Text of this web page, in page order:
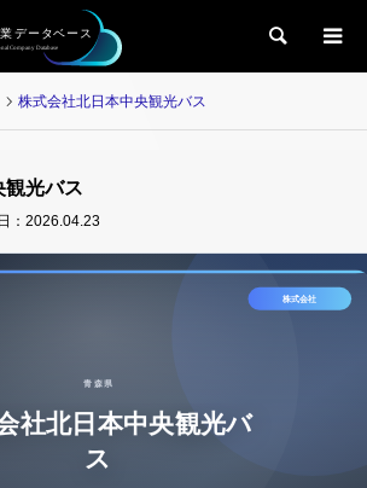
検索
株式会社北日本中央観光バス
観光バス
：2026.04.23